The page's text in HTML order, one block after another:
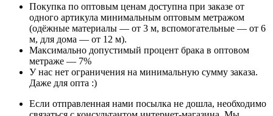
Покупка по оптовым ценам доступна при заказе от
одного артикула минимальным оптовым метражом
(одёжные материалы — от 3 м, вспомогательные — от 6
м, для дома — от 12 м).
Максимально допустимый процент брака в оптовом
метраже — 7%
У нас нет ограничения на минимальную сумму заказа.
Даже для опта :)
Если отправленная нами посылка не дошла, необходимо